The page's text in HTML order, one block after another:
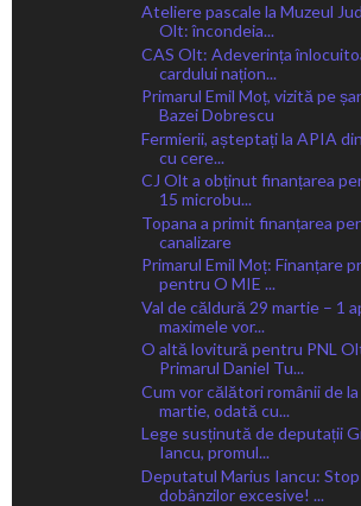
Ateliere pascale la Muzeul
Olt: încondeia...
CAS Olt: Adeverința
cardului națion...
Primarul Emil Moț, vizită pe
Bazei Dobrescu
Fermierii, așteptați la APIA
cu cere...
CJ Olt a obținut finanțarea
15 microbu...
Topana a primit finanțarea
canalizare
Primarul Emil Moț: Finanțare
pentru O MIE ...
Val de căldură 29 martie – 1
maximele vor...
O altă lovitură pentru PNL
Primarul Daniel Tu...
Cum vor călători românii de la
martie, odată cu...
Lege susținută de deputații
Iancu, promul...
Deputatul Marius Iancu: Stop
dobânzilor excesive! ...